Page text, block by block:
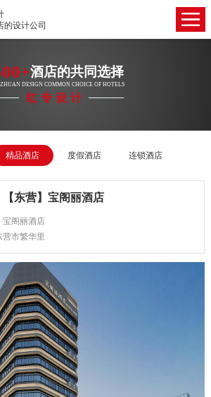
的设计公司
酒店的共同选择
DESIGN COMMON CHOICE OF HOTELS
红专设计
精品酒店 度假酒店 连锁酒店
【东营】宝阁丽酒店
宝阁丽酒店
营市繁华里